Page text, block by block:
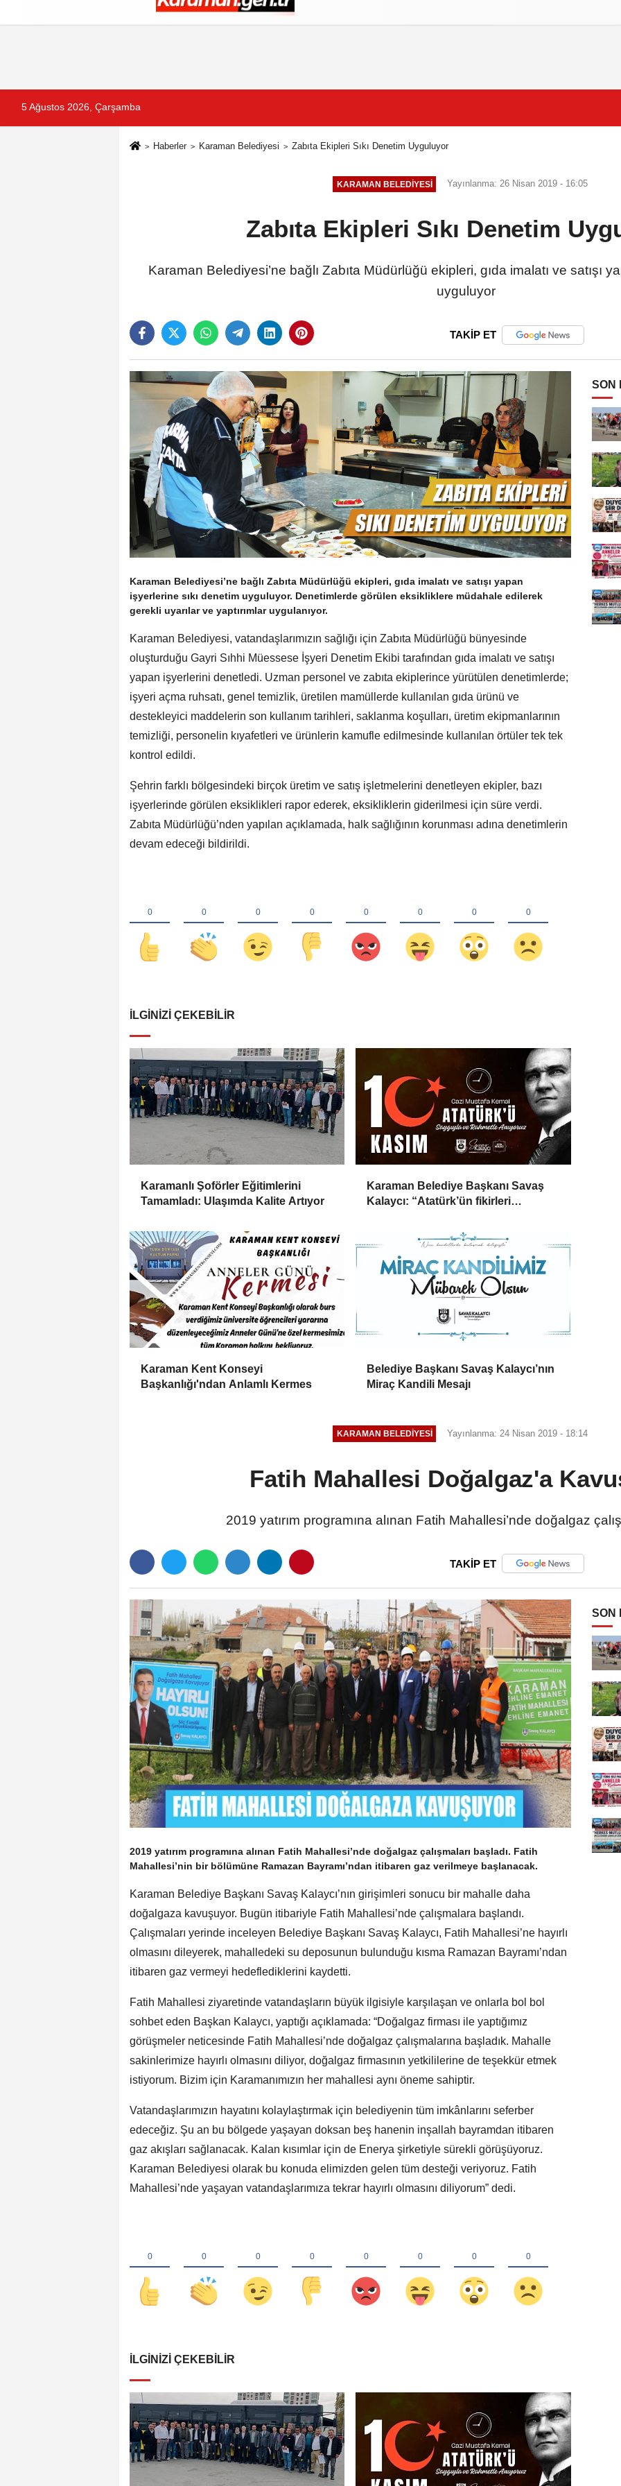
Künye İletişim Çerez Politikası
5 Ağustos 2026, Çarşamba
Haberler Karaman Belediyesi Zabıta Ekipleri Sıkı Denetim Uyguluyor
KARAMAN BELEDIYESI Yayınlanma: 26 Nisan 2019 - 16:05
Zabıta Ekipleri Sıkı Denetim
Karaman Belediyesi’ne bağlı Zabıta Müdürlüğü ekipleri, gıda imalatı ve satışı
uyguluyor
TAKİP ET
Karaman Belediyesi’ne bağlı Zabıta Müdürlüğü ekipleri, gıda imalatı ve satışı yapan
işyerlerine sıkı denetim uyguluyor. Denetimlerde görülen eksikliklere müdahale edilerek
gerekli uyarılar ve yaptırımlar uygulanıyor.
Karaman Belediyesi, vatandaşlarımızın sağlığı için Zabıta Müdürlüğü bünyesinde
oluşturduğu Gayri Sıhhi Müessese İşyeri Denetim Ekibi tarafından gıda imalatı ve satışı
yapan işyerlerini denetledi. Uzman personel ve zabıta ekiplerince yürütülen denetimlerde;
işyeri açma ruhsatı, genel temizlik, üretilen mamüllerde kullanılan gıda ürünü ve
destekleyici maddelerin son kullanım tarihleri, saklanma koşulları, üretim ekipmanlarının
temizliği, personelin kıyafetleri ve ürünlerin kamufle edilmesinde kullanılan örtüler tek tek
kontrol edildi.
Şehrin farklı bölgesindeki birçok üretim ve satış işletmelerini denetleyen ekipler, bazı
işyerlerinde görülen eksiklikleri rapor ederek, eksikliklerin giderilmesi için süre verdi.
Zabıta Müdürlüğü’nden yapılan açıklamada, halk sağlığının korunması adına denetimlerin
devam edeceği bildirildi.
İLGINIZI ÇEKEBILIR
Karamanlı Şoförler Eğitimlerini
Tamamladı: Ulaşımda Kalite Artıyor
Karaman Belediye Başkanı Savaş
Kalaycı: “Atatürk’ün fikirleri
Karaman Kent Konseyi
Başkanlığı'ndan Anlamlı Kermes
Belediye Başkanı Savaş Kalaycı’nın
Miraç Kandili Mesajı
SON
KARAMAN BELEDIYESI Yayınlanma: 24 Nisan 2019 - 18:14
Fatih Mahallesi Doğalgaz'a
2019 yatırım programına alınan Fatih Mahallesi’nde doğalgaz
TAKİP ET
2019 yatırım programına alınan Fatih Mahallesi’nde doğalgaz çalışmaları başladı. Fatih
Mahallesi’nin bir bölümüne Ramazan Bayramı’ndan itibaren gaz verilmeye başlanacak.
Karaman Belediye Başkanı Savaş Kalaycı’nın girişimleri sonucu bir mahalle daha
doğalgaza kavuşuyor. Bugün itibariyle Fatih Mahallesi’nde çalışmalara başlandı.
Çalışmaları yerinde inceleyen Belediye Başkanı Savaş Kalaycı, Fatih Mahallesi’ne hayırlı
olmasını dileyerek, mahalledeki su deposunun bulunduğu kısma Ramazan Bayramı’ndan
itibaren gaz vermeyi hedeflediklerini kaydetti.
Fatih Mahallesi ziyaretinde vatandaşların büyük ilgisiyle karşılaşan ve onlarla bol bol
sohbet eden Başkan Kalaycı, yaptığı açıklamada: “Doğalgaz firması ile yaptığımız
görüşmeler neticesinde Fatih Mahallesi’nde doğalgaz çalışmalarına başladık. Mahalle
sakinlerimize hayırlı olmasını diliyor, doğalgaz firmasının yetkililerine de teşekkür etmek
istiyorum. Bizim için Karamanımızın her mahallesi aynı öneme sahiptir.
Vatandaşlarımızın hayatını kolaylaştırmak için belediyenin tüm imkânlarını seferber
edeceğiz. Şu an bu bölgede yaşayan doksan beş hanenin inşallah bayramdan itibaren
gaz akışları sağlanacak. Kalan kısımlar için de Enerya şirketiyle sürekli görüşüyoruz.
Karaman Belediyesi olarak bu konuda elimizden gelen tüm desteği veriyoruz. Fatih
Mahallesi’nde yaşayan vatandaşlarımıza tekrar hayırlı olmasını diliyorum” dedi.
İLGINIZI ÇEKEBILIR
SON